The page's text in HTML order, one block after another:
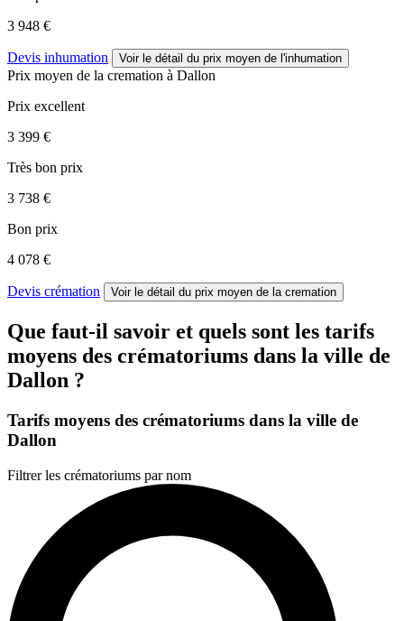
3 948 €
Devis inhumation Voir le détail du prix moyen de l'inhumation
Prix moyen de la cremation à Dallon
Prix excellent
3 399 €
Très bon prix
3 738 €
Bon prix
4 078 €
Devis crémation Voir le détail du prix moyen de la cremation
Que faut-il savoir et quels sont les tarifs
moyens des crématoriums dans la ville de
Dallon ?
Tarifs moyens des crématoriums dans la ville de
Dallon
Filtrer les crématoriums par nom